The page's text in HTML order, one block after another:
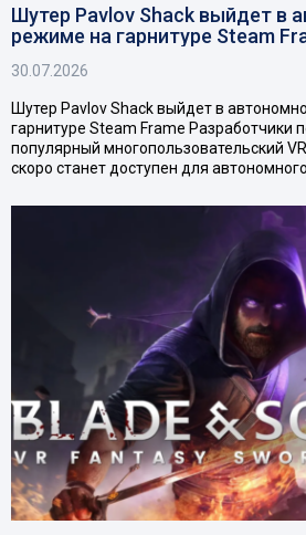
Шутер Pavlov Shack выйдет в
режиме на гарнитуре Steam
30.07.2026
Шутер Pavlov Shack выйдет в
гарнитуре Steam Frame Разработчики
популярный многопользовательский
скоро станет доступен для автономного